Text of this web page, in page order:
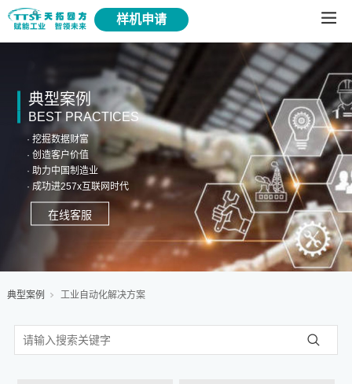
样机申请
典型案例
BEST PRACTICES
· 挖掘数据财富
· 创造客户价值
· 助力中国制造业
· 成功进257x互联网时代
在线客服
典型案例 工业自动化解决方案